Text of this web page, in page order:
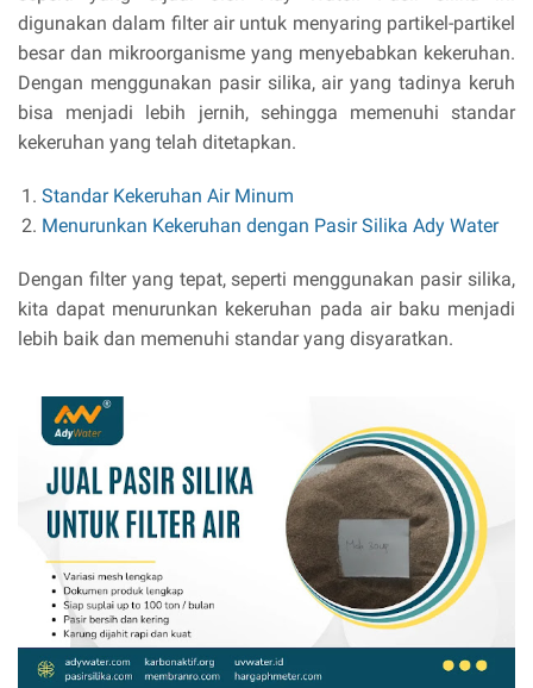
digunakan dalam filter air untuk menyaring partikel-partikel
besar dan mikroorganisme yang menyebabkan kekeruhan.
Dengan menggunakan pasir silika, air yang tadinya keruh
bisa menjadi lebih jernih, sehingga memenuhi standar
kekeruhan yang telah ditetapkan.
Standar Kekeruhan Air Minum
Menurunkan Kekeruhan dengan Pasir Silika Ady Water
Dengan filter yang tepat, seperti menggunakan pasir silika,
kita dapat menurunkan kekeruhan pada air baku menjadi
lebih baik dan memenuhi standar yang disyaratkan.